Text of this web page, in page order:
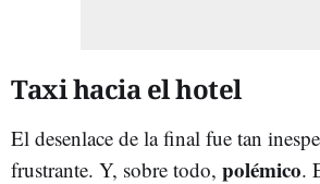
Taxi hacia el hotel
El desenlace de la final fue tan
frustrante. Y, sobre todo, polémico.